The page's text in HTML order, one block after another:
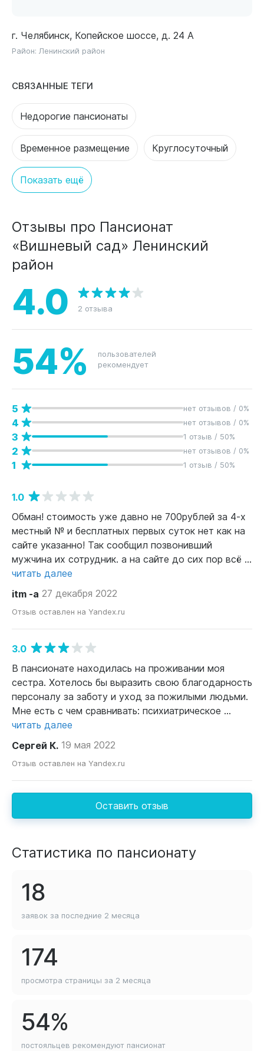
г. Челябинск, Копейское шоссе, д. 24 А
Район: Ленинский район
СВЯЗАННЫЕ ТЕГИ
Недорогие пансионаты
Временное размещение Круглосуточный
Показать ещё
Отзывы про Пансионат
«Вишневый сад» Ленинский
район
4.0 2 отзыва
54%
пользователей
рекомендует
5 нет отзывов / 0%
4 нет отзывов / 0%
3 1 отзыв / 50%
2 нет отзывов / 0%
1 1 отзыв / 50%
1.0
Обман! стоимость уже давно не 700рублей за 4-х
местный № и бесплатных первых суток нет как на
сайте указанно! Так сообщил позвонивший
мужчина их сотрудник. а на сайте до сих пор всё ...
читать далее
itm -а 27 декабря 2022
Отзыв оставлен на Yandex.ru
3.0
В пансионате находилась на проживании моя
сестра. Хотелось бы выразить свою благодарность
персоналу за заботу и уход за пожилыми людьми.
Мне есть с чем сравнивать: психиатрическое ...
читать далее
Сергей К. 19 мая 2022
Отзыв оставлен на Yandex.ru
Оставить отзыв
Статистика по пансионату
18
заявок за последние 2 месяца
174
просмотра страницы за 2 месяца
54%
постояльцев рекомендуют пансионат